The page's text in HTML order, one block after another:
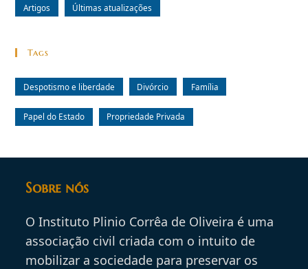
Artigos Últimas atualizações
Tags
Despotismo e liberdade Divórcio Família
Papel do Estado Propriedade Privada
Sobre nós
O Instituto Plinio Corrêa de Oliveira é uma
associação civil criada com o intuito de
mobilizar a sociedade para preservar os